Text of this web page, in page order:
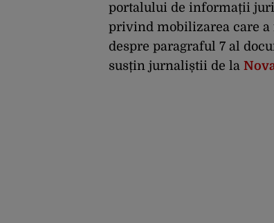
portalului de informații
privind mobilizarea care a
despre paragraful 7 al
susțin jurnaliștii de la